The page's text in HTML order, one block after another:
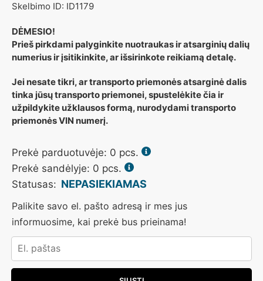
Skelbimo ID: ID1179
DĖMESIO!
Prieš pirkdami palyginkite nuotraukas ir atsarginių dalių
numerius ir įsitikinkite, ar išsirinkote reikiamą detalę.
Jei nesate tikri, ar transporto priemonės atsarginė dalis
tinka jūsų transporto priemonei, spustelėkite čia ir
užpildykite užklausos formą, nurodydami transporto
priemonės VIN numerį.
Prekė parduotuvėje: 0 pcs.
Prekė sandėlyje: 0 pcs.
Statusas: NEPASIEKIAMAS
Palikite savo el. pašto adresą ir mes jus
informuosime, kai prekė bus prieinama!